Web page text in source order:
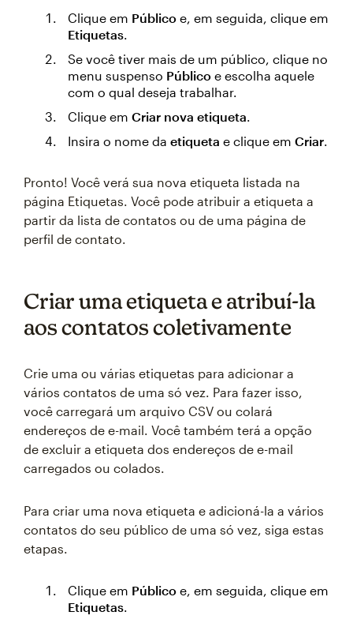
Clique em Público e, em seguida, clique em
Etiquetas.
Se você tiver mais de um público, clique no
menu suspenso Público e escolha aquele
com o qual deseja trabalhar.
Clique em Criar nova etiqueta.
Insira o nome da etiqueta e clique em Criar.
Pronto! Você verá sua nova etiqueta listada na
página Etiquetas. Você pode atribuir a etiqueta a
partir da lista de contatos ou de uma página de
perfil de contato.
Criar uma etiqueta e atribuí-la
aos contatos coletivamente
Crie uma ou várias etiquetas para adicionar a
vários contatos de uma só vez. Para fazer isso,
você carregará um arquivo CSV ou colará
endereços de e-mail. Você também terá a opção
de excluir a etiqueta dos endereços de e-mail
carregados ou colados.
Para criar uma nova etiqueta e adicioná-la a vários
contatos do seu público de uma só vez, siga estas
etapas.
Clique em Público e, em seguida, clique em
Etiquetas.